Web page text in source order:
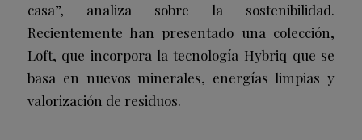
casa”, analiza sobre la sostenibilidad.
Recientemente han presentado una colección,
Loft, que incorpora la tecnología Hybriq que se
basa en nuevos minerales, energías limpias y
valorización de residuos.